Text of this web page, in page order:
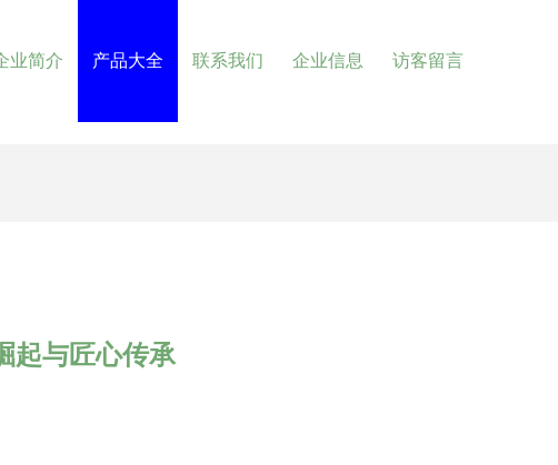
业简介 产品大全 联系我们 企业信息 访客留言
起与匠心传承